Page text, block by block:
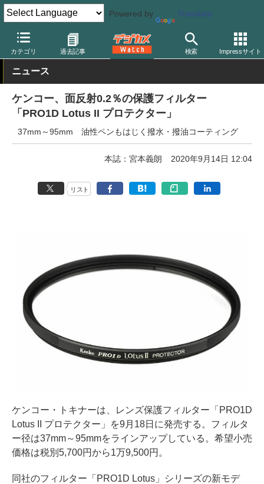
Powered by Translate
カテゴリ 過去記事 検索 Impressサイト
デジカメ Watch レンズ レンズフィルター ケンコー
ニュース
ケンコー、面反射0.2％の保護フィルター
「PRO1D Lotus II プロテクター」
37mm～95mm 油性ペンもはじく撥水・撥油コーティング
本誌：宮本義朗 2020年9月14日 12:04
リスト
ケンコー・トキナーは、レンズ保護フィルター「PRO1D
Lotus II プロテクター」を9月18日に発売する。フィルタ
ー径は37mm～95mmをラインアップしている。希望小売
価格は税別5,700円から1万9,500円。
同社のフィルター「PRO1D Lotus」シリーズの新モデ